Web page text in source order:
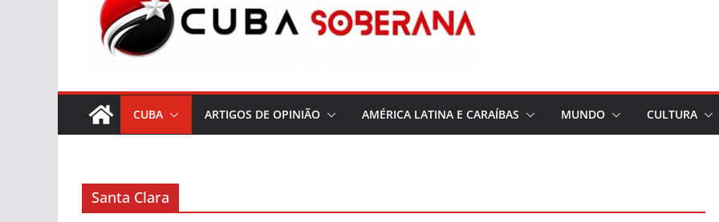
Televisão de 2026 e uma das actrizes mais queridas de
Cuba
CUBA
ARTIGOS DE OPINIÃO AMÉRICA LATINA E CARAÍBAS MUNDO CULTURA
Santa Clara